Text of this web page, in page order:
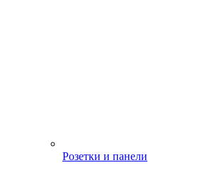
Розетки и панели